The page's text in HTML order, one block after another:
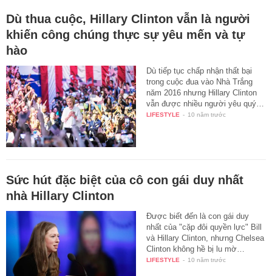
Dù thua cuộc, Hillary Clinton vẫn là người
khiến công chúng thực sự yêu mến và tự
hào
Dù tiếp tục chấp nhận thất bại
trong cuộc đua vào Nhà Trắng
năm 2016 nhưng Hillary Clinton
vẫn được nhiều người yêu quý…
LIFESTYLE - 10 năm trước
Sức hút đặc biệt của cô con gái duy nhất
nhà Hillary Clinton
Được biết đến là con gái duy
nhất của "cặp đôi quyền lực" Bill
và Hillary Clinton, nhưng Chelsea
Clinton không hề bị lu mờ…
LIFESTYLE - 10 năm trước